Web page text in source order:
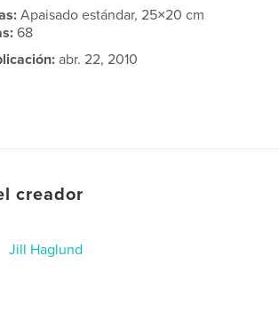
Apaisado estándar, 25×20 cm
68
abr. 22, 2010
creador
Jill Haglund